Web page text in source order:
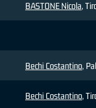
BASTONE Nicola,
Bechi Costantino,
Bechi Costantino,